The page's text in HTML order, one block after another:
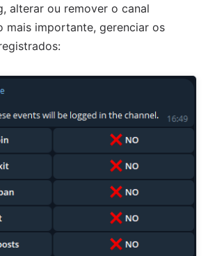
alterar ou remover o canal
mais importante, gerenciar os